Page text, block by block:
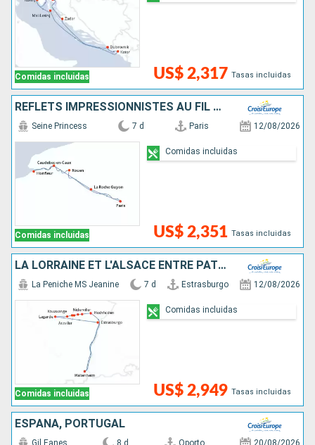
Comidas incluidas US$ 2,317 Tasas incluidas
REFLETS IMPRESSIONNISTES AU FIL DE LA SEINE
Comidas incluidas
Seine Princess 7 d Paris 12/08/2026
US$ 2,351 Tasas incluidas
Comidas incluidas
LA LORRAINE ET L'ALSACE ENTRE PATRIMOINE ET SAVOIR-FAIRE, CROISIÈRE DE CHARME SUR LE CANAL DE LA MARNE AU RHIN (FORMULE PORT-PORT)
Comidas incluidas
La Peniche MS Jeanine 7 d Estrasburgo 12/08/2026
US$ 2,949 Tasas incluidas
Comidas incluidas
ESPAÑA, PORTUGAL
Gil Eanes 8 d Oporto 20/08/2026